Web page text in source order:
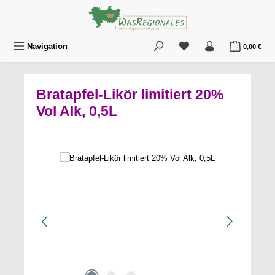
Zum Hauptinhalt springen
Navigation Du hast 0 Produkte
0,00 €
Bratapfel-Likör limitiert 20%
Vol Alk, 0,5L
Bildergalerie überspringen